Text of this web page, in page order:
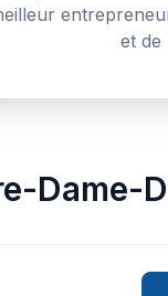
et de
Dame-